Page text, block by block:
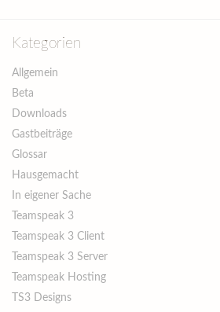
Kategorien
Allgemein
Beta
Downloads
Gastbeiträge
Glossar
Hausgemacht
In eigener Sache
Teamspeak 3
Teamspeak 3 Client
Teamspeak 3 Server
Teamspeak Hosting
TS3 Designs